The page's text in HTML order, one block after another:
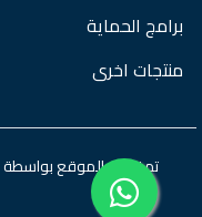
برامج الحماية
منتجات اخرى
تم تطوير الموقع بواسطة